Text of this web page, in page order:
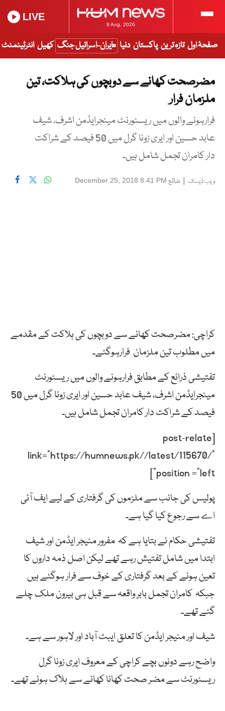
9 Aug, 2026
LIVE
صفحۂ اول تازہ ترین پاکستان دنیا ایران-اسرائیل جنگ کھیل انٹرٹینمنٹ
مضرصحت کھانے سے دوبچوں کی ہلاکت، تین
ملزمان فرار
فرارہونے والوں میں ریسٹورنٹ مینجرایڈمن اشرف، شیف
عابد حسین اور ایری زونا گرل میں 50 فیصد کے شراکت
دار کامران تجمل شامل ہیں۔
ویب ڈیسک | شائع December 25, 2018 8:41 PM
کراچی: مضرصحت کھانے سے دوبچوں کی ہلاکت کے مقدمے
میں مطلوب تین ملزمان فرارہوگئے۔
تفتیشی ذرائع کے مطابق فرارہونے والوں میں ریسٹورنٹ
مینجرایڈمن اشرف، شیف عابد حسین اور ایری زونا گرل میں 50
فیصد کے شراکت دار کامران تجمل شامل ہیں۔
[post-relate
link=”https://humnews.pk//latest/115670/”
position =”left”]
پولیس کی جانب سے ملزموں کی گرفتاری کے لیے ایف آئی
اے سے رجوع کیا گیا ہے۔
تفتیشی حکام نے بتایا ہے کہ مفرور منیجر ایڈمن اور شیف
ابتدا میں شامل تفتیش رہے تھے لیکن اصل ذمہ داروں کا
تعین ہونے کے بعد گرفتاری کے خوف سے فرار ہوگئے ہیں
جبکہ کامران تجمل بابر واقعہ سے قبل ہی بیرون ملک چلے
گئے تھے۔
شیف اور منیجر ایڈمن کا تعلق ایبٹ آباد اور لاہور سے ہے۔
واضح رہے دونوں بچے کراچی کے معروف ایری زونا گرل
ریسٹورنٹ سے مضر صحت کھانا کھانے سے ہلاک ہوئے تھے۔